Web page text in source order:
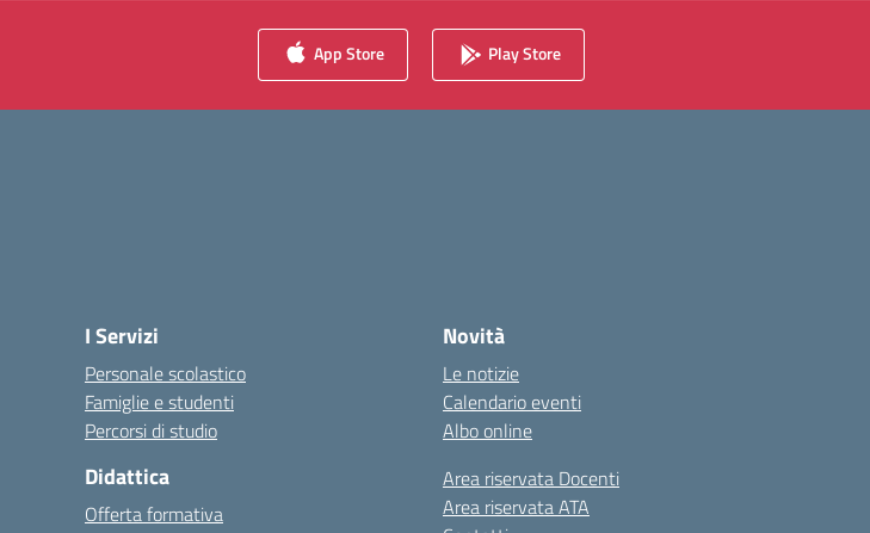
App Store Play Store
I Servizi
Personale scolastico
Famiglie e studenti
Percorsi di studio
Didattica
Offerta formativa
Novità
Le notizie
Calendario eventi
Albo online
Area riservata Docenti
Area riservata ATA